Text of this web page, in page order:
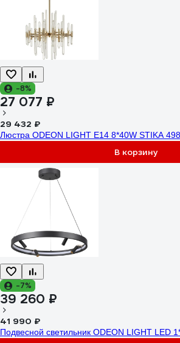
-8%
27 077 ₽
29 432 ₽
Люстра ODEON LIGHT E14 8*40W STIKA
В корзину
-7%
39 260 ₽
41 990 ₽
Подвесной светильник ODEON LIGHT LED